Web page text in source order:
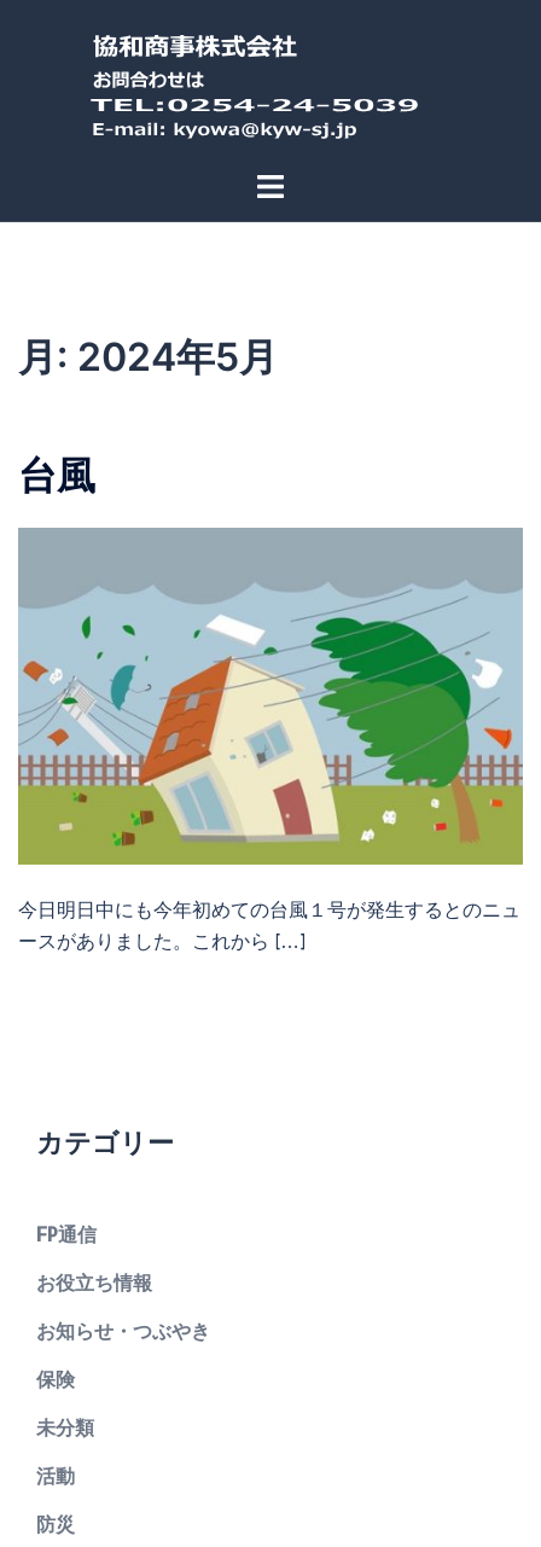
月: 2024年5月
台風
今日明日中にも今年初めての台風１号が発生するとのニュ
ースがありました。これから […]
カテゴリー
FP通信
お役立ち情報
お知らせ・つぶやき
保険
未分類
活動
防災